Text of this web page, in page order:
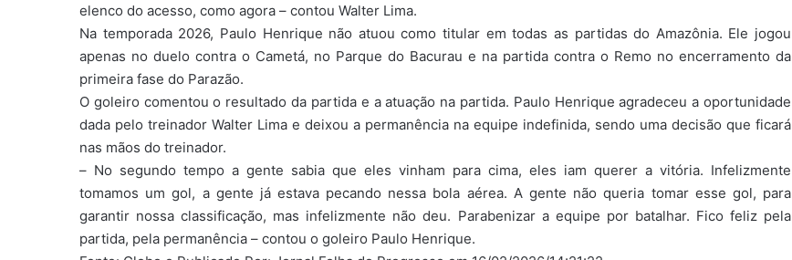
elenco do acesso, como agora – contou Walter Lima.
Na temporada 2026, Paulo Henrique não atuou como titular em todas as partidas do Amazônia. Ele jogou
apenas no duelo contra o Cametá, no Parque do Bacurau e na partida contra o Remo no encerramento da
primeira fase do Parazão.
O goleiro comentou o resultado da partida e a atuação na partida. Paulo Henrique agradeceu a oportunidade
dada pelo treinador Walter Lima e deixou a permanência na equipe indefinida, sendo uma decisão que ficará
nas mãos do treinador.
– No segundo tempo a gente sabia que eles vinham para cima, eles iam querer a vitória. Infelizmente
tomamos um gol, a gente já estava pecando nessa bola aérea. A gente não queria tomar esse gol, para
garantir nossa classificação, mas infelizmente não deu. Parabenizar a equipe por batalhar. Fico feliz pela
partida, pela permanência – contou o goleiro Paulo Henrique.